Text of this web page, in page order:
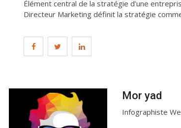
Élément central de la stratégie d’une
Directeur Marketing définit la stratégie
Mor yad
Infographiste